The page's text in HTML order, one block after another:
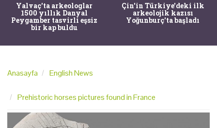
Yalvaç'ta arkeologlar
1500 yıllık Danyal
Peygamber tasvirli eşsiz
bir kap buldu
Çin'in Türkiye'deki ilk
arkeolojik kazısı
Yoğunburç'ta başladı
Anasayfa English News
Prehistoric horses pictures found in France